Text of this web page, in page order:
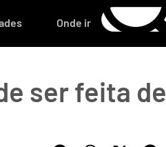
Onde ir
ser feita de